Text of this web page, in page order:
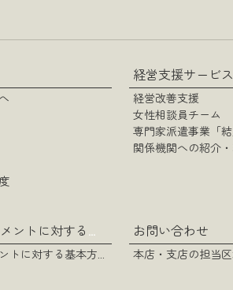
経営支援サービス
経営改善支援
女性相談員チーム
専門家派遣事業「結
関係機関への紹介
カスタマーハラスメントに対する基本方針
カスタマーハラスメントに対する基本方針
お問い合わせ
本店・支店の担当